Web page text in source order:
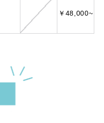
￥48,000~